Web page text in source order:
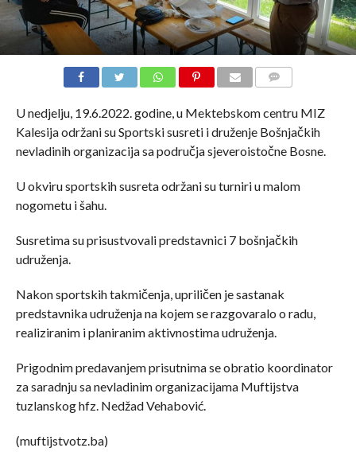
U nedjelju, 19.6.2022. godine, u Mektebskom centru MIZ
Kalesija održani su Sportski susreti i druženje Bošnjačkih
nevladinih organizacija sa područja sjeveroistočne Bosne.
U okviru sportskih susreta održani su turniri u malom
nogometu i šahu.
Susretima su prisustvovali predstavnici 7 bošnjačkih
udruženja.
Nakon sportskih takmičenja, upriličen je sastanak
predstavnika udruženja na kojem se razgovaralo o radu,
realiziranim i planiranim aktivnostima udruženja.
Prigodnim predavanjem prisutnima se obratio koordinator
za saradnju sa nevladinim organizacijama Muftijstva
tuzlanskog hfz. Nedžad Vehabović.
(muftijstvotz.ba)